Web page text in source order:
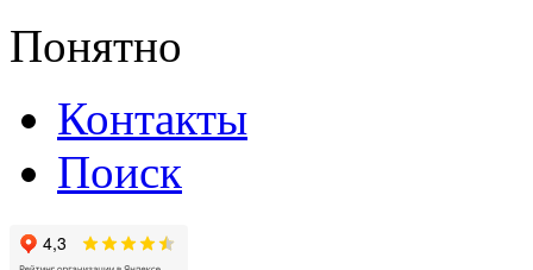
Понятно
Контакты
Поиск